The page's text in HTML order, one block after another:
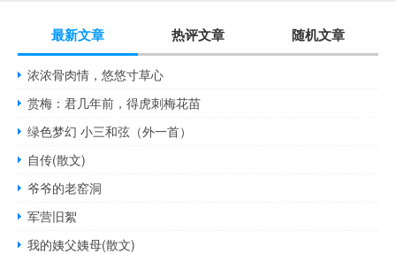
最新文章 热评文章 随机文章
浓浓骨肉情，悠悠寸草心
赏梅：君几年前，得虎刺梅花苗
绿色梦幻 小三和弦（外一首）
自传(散文)
爷爷的老窑洞
军营旧絮
我的姨父姨母(散文)